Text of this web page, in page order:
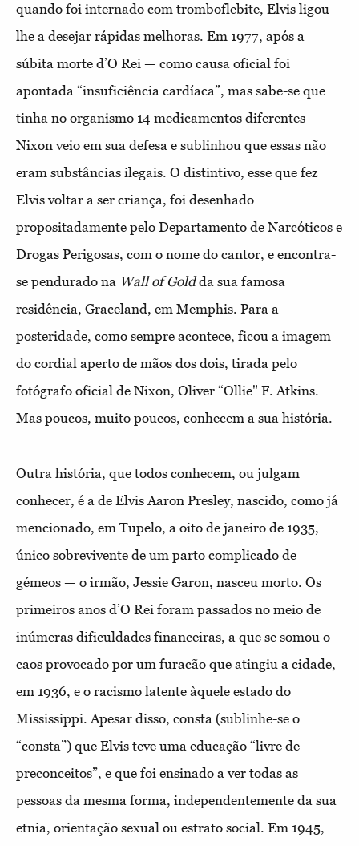
quando foi internado com tromboflebite, Elvis ligou-
lhe a desejar rápidas melhoras. Em 1977, após a
súbita morte d’O Rei — como causa oficial foi
apontada “insuficiência cardíaca”, mas sabe-se que
tinha no organismo 14 medicamentos diferentes —
Nixon veio em sua defesa e sublinhou que essas não
eram substâncias ilegais. O distintivo, esse que fez
Elvis voltar a ser criança, foi desenhado
propositadamente pelo Departamento de Narcóticos e
Drogas Perigosas, com o nome do cantor, e encontra-
se pendurado na Wall of Goldda sua famosa
residência, Graceland, em Memphis. Para a
posteridade, como sempre acontece, ficou a imagem
do cordial aperto de mãos dos dois, tirada pelo
fotógrafo oficial de Nixon, Oliver “Ollie" F. Atkins.
Mas poucos, muito poucos, conhecem a sua história.
Outra história, que todos conhecem, ou julgam
conhecer, é a de Elvis Aaron Presley, nascido, como já
mencionado, em Tupelo, a oito de janeiro de 1935,
único sobrevivente de um parto complicado de
gémeos — o irmão, Jessie Garon, nasceu morto. Os
primeiros anos d’O Rei foram passados no meio de
inúmeras dificuldades financeiras, a que se somou o
caos provocado por um furacão que atingiu a cidade,
em 1936, e o racismo latente àquele estado do
Mississippi. Apesar disso, consta (sublinhe-se o
“consta”) que Elvis teve uma educação “livre de
preconceitos”, e que foi ensinado a ver todas as
pessoas da mesma forma, independentemente da sua
etnia, orientação sexual ou estrato social. Em 1945,